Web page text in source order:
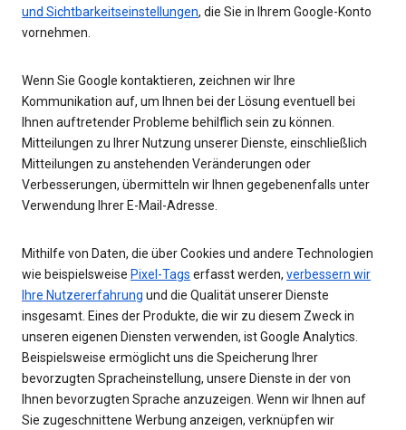
und Sichtbarkeitseinstellungen, die Sie in Ihrem Google-Konto
vornehmen.
Wenn Sie Google kontaktieren, zeichnen wir Ihre
Kommunikation auf, um Ihnen bei der Lösung eventuell bei
Ihnen auftretender Probleme behilflich sein zu können.
Mitteilungen zu Ihrer Nutzung unserer Dienste, einschließlich
Mitteilungen zu anstehenden Veränderungen oder
Verbesserungen, übermitteln wir Ihnen gegebenenfalls unter
Verwendung Ihrer E-Mail-Adresse.
Mithilfe von Daten, die über Cookies und andere Technologien
wie beispielsweise Pixel-Tags erfasst werden, verbessern wir
Ihre Nutzererfahrung und die Qualität unserer Dienste
insgesamt. Eines der Produkte, die wir zu diesem Zweck in
unseren eigenen Diensten verwenden, ist Google Analytics.
Beispielsweise ermöglicht uns die Speicherung Ihrer
bevorzugten Spracheinstellung, unsere Dienste in der von
Ihnen bevorzugten Sprache anzuzeigen. Wenn wir Ihnen auf
Sie zugeschnittene Werbung anzeigen, verknüpfen wir